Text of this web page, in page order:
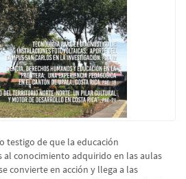
testigo de que la educación
al conocimiento adquirido en las aulas
convierte en acción y llega a las